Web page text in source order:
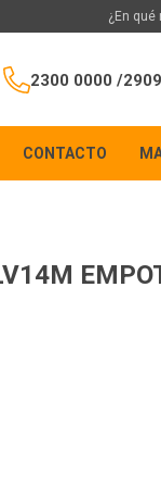
¿En
2300 0000 /
CONTACTO